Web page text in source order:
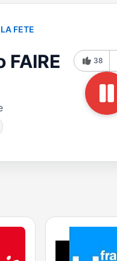
FETE
FAIRE
38